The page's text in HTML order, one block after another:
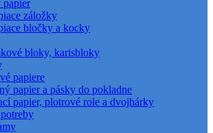
papier
záložky
bločky a kocky
bloky, karisbloky
papiere
papier a pásky do pokladne
papier, plotrové role a dvojhárky